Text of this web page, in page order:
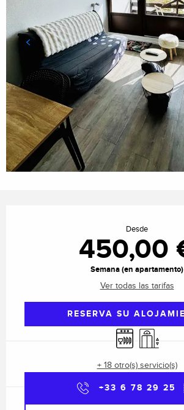
Desde
450,00
Semana (en apartamento)
Ver todas las tarifas
RESERVA SU
LavavajillasAscensor
+ 18 otro(s) servicio(s)
+33 6 78 29 25